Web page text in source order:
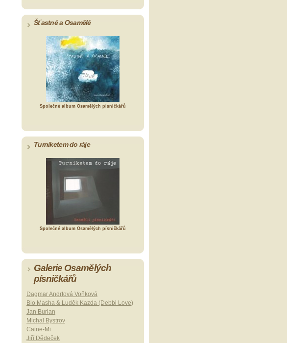
Šťastné a Osamělé
Společné album Osamělých písničkářů
Turniketem do ráje
Společné album Osamělých písničkářů
Galerie Osamělých
písničkářů
Dagmar Andrtová Voňková
Bio Masha & Luděk Kazda (Debbi Love)
Jan Burian
Michal Bystrov
Caine-Mi
Jiří Dědeček